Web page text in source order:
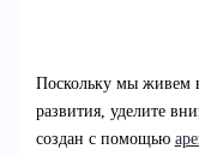
Поскольку мы живем
развития, уделите
создан с помощью